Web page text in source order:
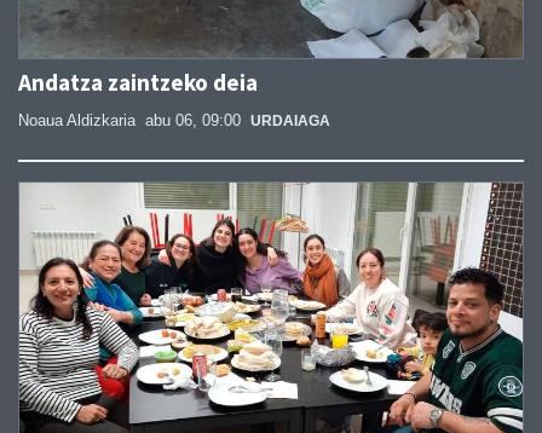
Andatza zaintzeko deia
Noaua Aldizkaria abu 06, 09:00 URDAIAGA